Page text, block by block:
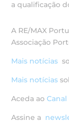
a qualificação
A RE/MAX
Associação
Mais notícias
Mais notícias
Aceda ao
Assine a